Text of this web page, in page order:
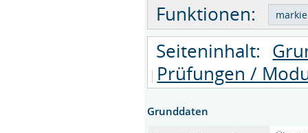
Funktionen:
Seiteninhalt:
Prüfungen /
Grunddaten